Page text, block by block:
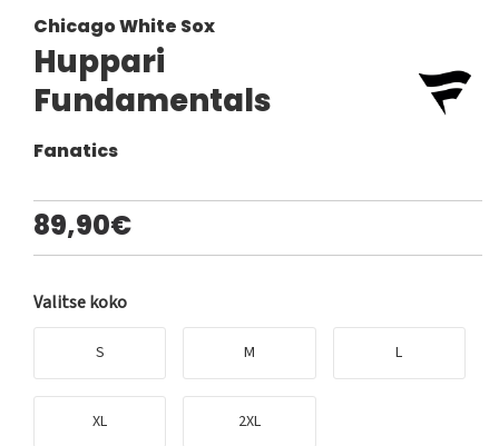
Chicago White Sox
Huppari
Fundamentals
Fanatics
89,90€
Valitse koko
S M L
XL 2XL